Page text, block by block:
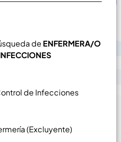
de ENFERMERA/O
de Infecciones
(Excluyente)